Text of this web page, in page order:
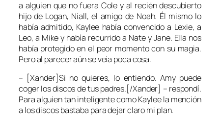
a alguien que no fuera Cole y al recién descubierto
hijo de Logan, Niall, el amigo de Noah. Él mismo lo
había admitido, Kaylee había convencido a Lexie, a
Leo, a Mike y había recurrido a Nate y Jane. Ella nos
había protegido en el peor momento con su magia.
Pero al parecer aún se veía poca cosa.
– [Xander]Si no quieres, lo entiendo. Amy puede
coger los discos de tus padres.[/Xander] – respondí.
Para alguien tan inteligente como Kaylee la mención
a los discos bastaba para dejar claro mi plan.